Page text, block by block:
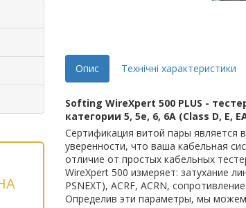
Опис Технічні характеристики
Softing WireXpert 500 PLUS -
категории 5, 5e, 6, 6A (Class D,
Сертификация витой пары является
уверенности, что ваша кабельная
отличие от простых кабельных
WireXpert 500 измеряет: затухание
PSNEXT), ACRF, ACRN,
Определив эти параметры, мы можем